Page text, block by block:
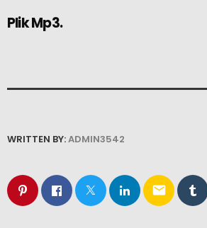
Plik Mp3.
WRITTEN BY:ADMIN3542
email